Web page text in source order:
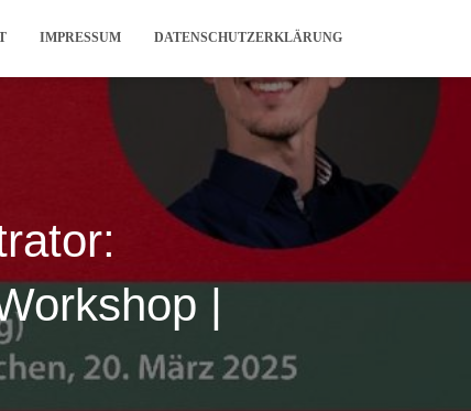
IMPRESSUM DATENSCHUTZERKLÄRUNG
|